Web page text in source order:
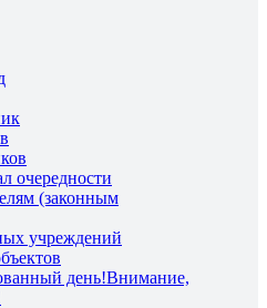
очередности
(законным
учреждений
Внимание,